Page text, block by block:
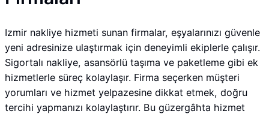
Izmir nakliye hizmeti sunan firmalar, eşyalarınızı güvenle
yeni adresinize ulaştırmak için deneyimli ekiplerle çalışır.
Sigortalı nakliye, asansörlü taşıma ve paketleme gibi ek
hizmetlerle süreç kolaylaşır. Firma seçerken müşteri
yorumları ve hizmet yelpazesine dikkat etmek, doğru
tercihi yapmanızı kolaylaştırır. Bu güzergâhta hizmet